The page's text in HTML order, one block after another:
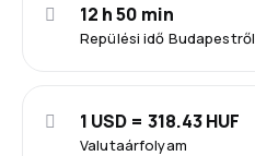
Repülési idő Budapestről
12 h 50 min
Valutaárfolyam
1 USD = 318.43 HUF